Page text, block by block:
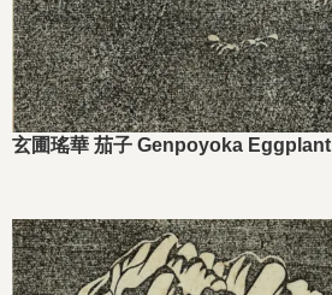
玄圃瑤華 茄子 Genpoyoka Eggplant